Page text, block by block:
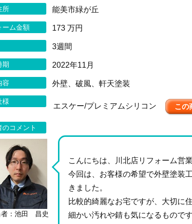
所 能美市緑が丘
ーム金額 173 万円
3週間
期 2022年11月
容 外壁、破風、軒天塗装
様
エスケー/プレミアムシリコン この
のコメント
者：池田 昌史
こんにちは、川北店リフォーム営
今回は、お客様の希望で外壁塗装
きました。
比較的綺麗なお宅ですが、大切に
細かい汚れや錆も気になるものです